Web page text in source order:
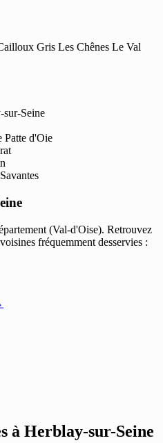
Gris Les Chênes Le Val
sur-Seine
Patte d'Oie
(Val-d'Oise). Retrouvez
fréquemment desservies :
à Herblay-sur-Seine